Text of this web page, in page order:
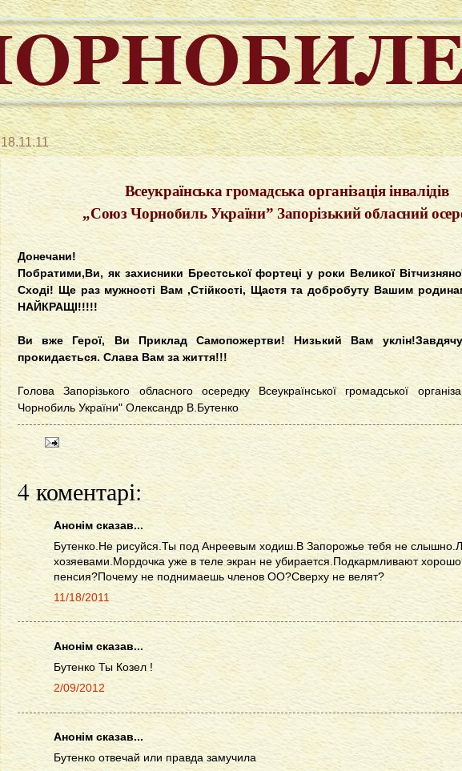
18.11.11
Всеукраїнська громадська організація інвалідів
„Союз Чорнобиль України”Запорізький обласний
Донечани!
Побратими,Ви, як захисники Брестської фортеці у роки Великої
Сході! Ще раз мужності Вам ,Стійкості, Щастя та добробуту Вашим
НАЙКРАЩІ!!!!!
Ви вже Герої, Ви Приклад Самопожертви! Низький Вам
прокидається. Слава Вам за життя!!!
Голова Запорізького обласного осередку Всеукраїнської громадської
Чорнобиль України" Олександр В.Бутенко
4 коментарі:
Анонім сказав...
Бутенко.Не рисуйся.Ты под Анреевым ходиш.В Запорожье тебя не
хозяевами.Мордочка уже в теле экран не убирается.Подкармливают
пенсия?Почему не поднимаешь членов ОО?Сверху не велят?
11/18/2011
Анонім сказав...
Бутенко Ты Козел !
2/09/2012
Анонім сказав...
Бутенко отвечай или правда замучила